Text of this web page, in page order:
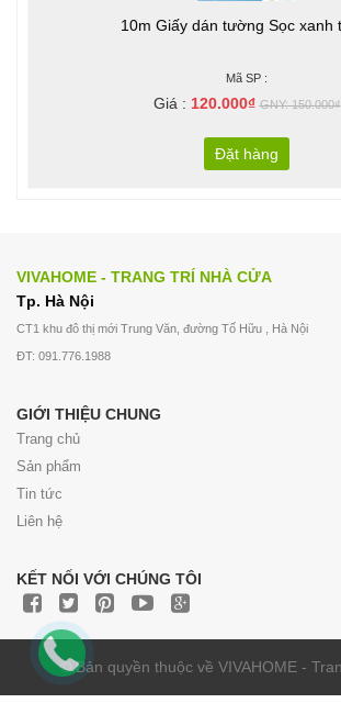
10m Giấy dán tường Sọc xanh
Mã SP :
Giá : 120.000₫GNY: 150.000₫
Đặt hàng
VIVAHOME - TRANG TRÍ NHÀ CỬA
Tp. Hà Nội
CT1 khu đô thị mới Trung Văn, đường Tố Hữu , Hà Nội
ĐT: 091.776.1988
GIỚI THIỆU CHUNG
Trang chủ
Sản phẩm
Tin tức
Liên hệ
KẾT NỐI VỚI CHÚNG TÔI
© Bản quyền thuộc về VIVAHOME -